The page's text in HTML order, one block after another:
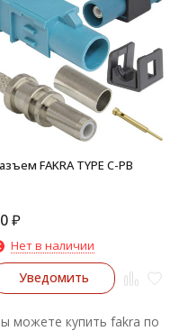
FAKRA TYPE C-PB
₽
Нет в наличии
Уведомить
можете купить fakra по